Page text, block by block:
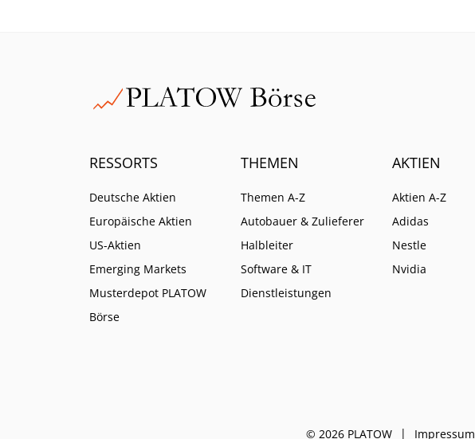
RESSORTS
Deutsche Aktien
Europäische Aktien
US-Aktien
Emerging Markets
Musterdepot PLATOW
Börse
THEMEN
Themen A-Z
Autobauer & Zulieferer
Halbleiter
Software & IT
Dienstleistungen
AKTIEN
Aktien A-Z
Adidas
Nestle
Nvidia
© 2026 PLATOW Impressum